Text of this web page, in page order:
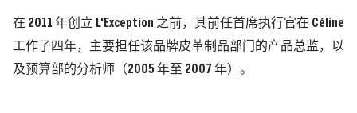
在 2011 年创立 L'Exception 之前，其前任首席执行官在 Céline
工作了四年，主要担任该品牌皮革制品部门的产品总监，以
及预算部的分析师（2005 年至 2007 年）。